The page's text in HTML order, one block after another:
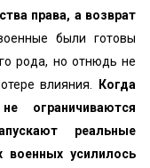
права, а возврат
были готовы
рода, но отнюдь не
влияния.
Когда
ограничиваются
реальные
военных усилилось